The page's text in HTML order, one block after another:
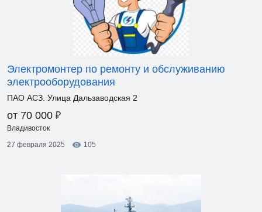
Электромонтер по ремонту и обслуживанию
электрооборудования
ПАО АСЗ. Улица Дальзаводская 2
от 70 000 ₽
Владивосток
27 февраля 2025
105